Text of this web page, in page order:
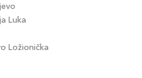
Luka
Ložionička